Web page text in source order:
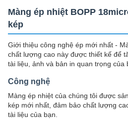
Màng ép nhiệt BOPP
kép
Giới thiệu công nghệ ép mới nhất -
chất lượng cao này được thiết kế để
tài liệu, ảnh và bản in quan trọng của
Công nghệ
Màng ép nhiệt của chúng tôi được
kép mới nhất, đảm bảo chất lượng
tài liệu của bạn.